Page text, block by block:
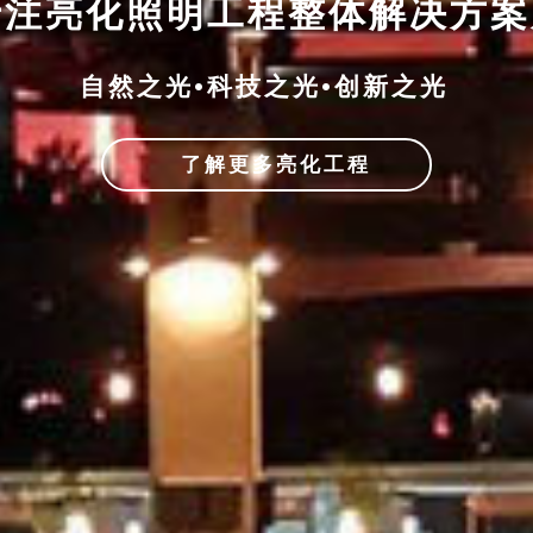
亮化照明工程整体解决方
自然之光•科技之光•创新之光
了解更多亮化工程